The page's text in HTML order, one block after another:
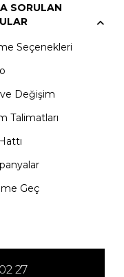
SORULAN
Seçenekleri
Değişim
Talimatları
Geç
27